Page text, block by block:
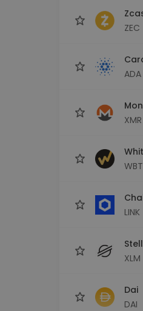
ZEC
ADA
XMR
WBT
LINK
XLM
Dai
DAI